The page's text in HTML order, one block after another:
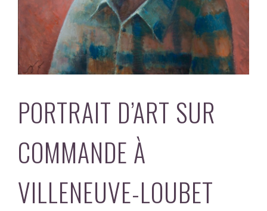
PORTRAIT D’ART SUR
COMMANDE À
VILLENEUVE-LOUBET